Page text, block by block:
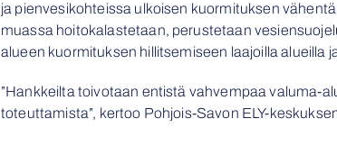
ja pienvesikohteissa ulkoisen kuormituksen
muassa hoitokalastetaan, perustetaan
alueen kuormituksen hillitsemiseen laajoilla alueilla
”Hankkeilta toivotaan entistä vahvempaa valuma-
toteuttamista”, kertoo Pohjois-Savon ELY-